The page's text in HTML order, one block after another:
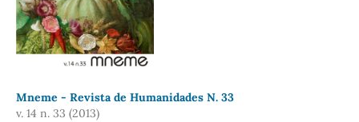
Mneme - Revista de Humanidades N. 33
v. 14 n. 33 (2013)